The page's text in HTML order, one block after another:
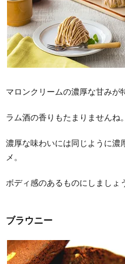
マロンクリームの濃厚な甘みが
ラム酒の香りもたまりませんね。
濃厚な味わいには同じように濃
メ。
ボディ感のあるものにしましょ
ブラウニー